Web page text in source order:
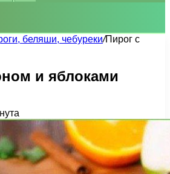
беляши, чебуреки/Пирог с
и яблоками